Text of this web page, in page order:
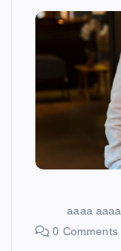
aaaa aaaa
0 Comments